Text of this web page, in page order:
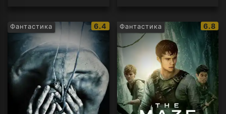
Фантастика
IMDb
рейтинг:
6.4 Фантастика
IMDb
6.8